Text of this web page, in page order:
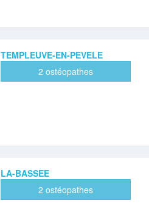
TEMPLEUVE-EN-PEVELE
2 ostéopathes
LA-BASSEE
2 ostéopathes